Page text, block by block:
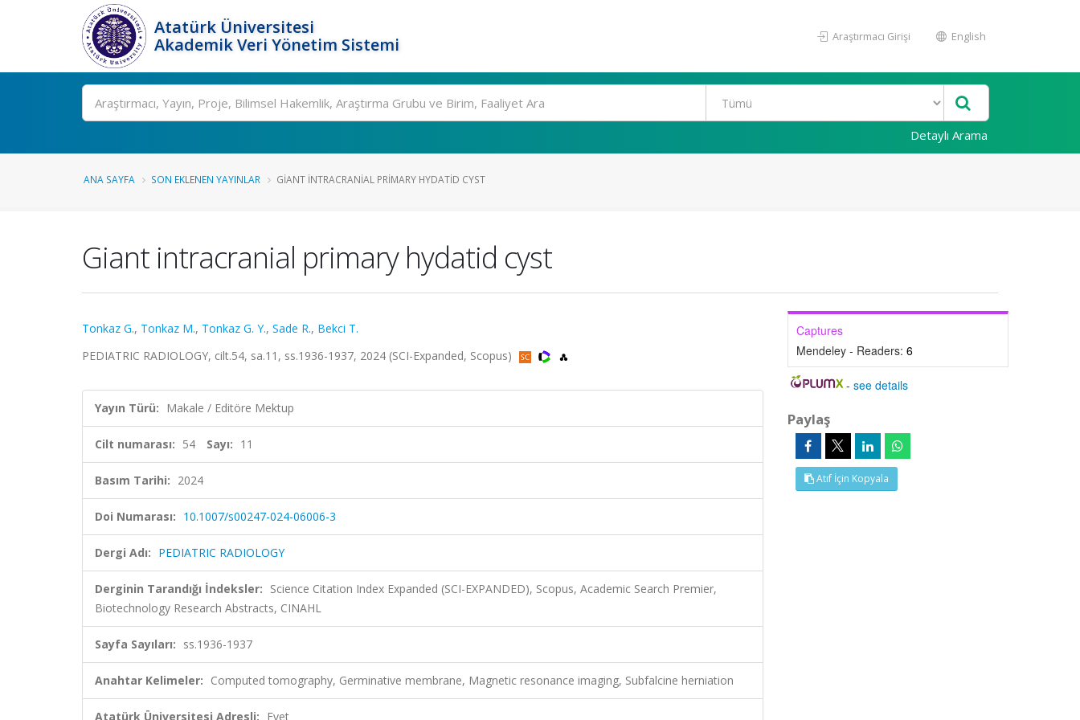
Atatürk Üniversitesi
Akademik Veri Yönetim Sistemi
Araştırmacı Girişi English
Ara
Detaylı Arama
ANA SAYFA SON EKLENEN YAYINLAR GIANT INTRACRANIAL PRIMARY HYDATID CYST
Giant intracranial primary hydatid cyst
Tonkaz G., Tonkaz M., Tonkaz G. Y., Sade R., Bekci T.
PEDIATRIC RADIOLOGY, cilt.54, sa.11, ss.1936-1937, 2024 (SCI-Expanded, Scopus)
Yayın Türü: Makale / Editöre Mektup
Cilt numarası: 54 Sayı: 11
Basım Tarihi: 2024
Doi Numarası: 10.1007/s00247-024-06006-3
Dergi Adı: PEDIATRIC RADIOLOGY
Derginin Tarandığı İndeksler: Science Citation Index Expanded (SCI-EXPANDED), Scopus, Academic Search Premier,
Biotechnology Research Abstracts, CINAHL
Sayfa Sayıları: ss.1936-1937
Anahtar Kelimeler: Computed tomography, Germinative membrane, Magnetic resonance imaging, Subfalcine herniation
Atatürk Üniversitesi Adresli: Evet
Captures
Mendeley - Readers: 6
-see details
Paylaş
Atıf İçin Kopyala